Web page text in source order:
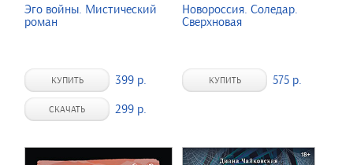
Эго войны. Мистический
роман
КУПИТЬ 399 р.
СКАЧАТЬ 299 р.
Новороссия. Соледар.
Сверхновая
КУПИТЬ 575 р.